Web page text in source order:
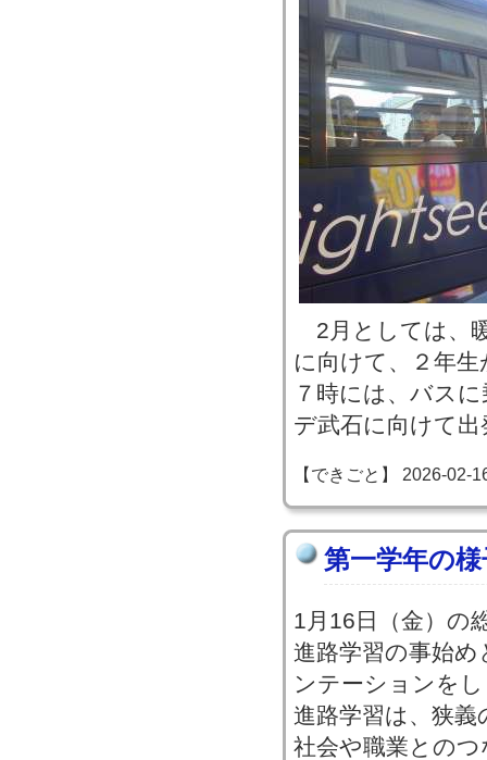
2月としては、
に向けて、２年
７時には、バス
デ武石に向けて
【できごと】 2026-02-
第一学年の
1月16日（金）の
進路学習の事始
ンテーションを
進路学習は、狭
社会や職業との